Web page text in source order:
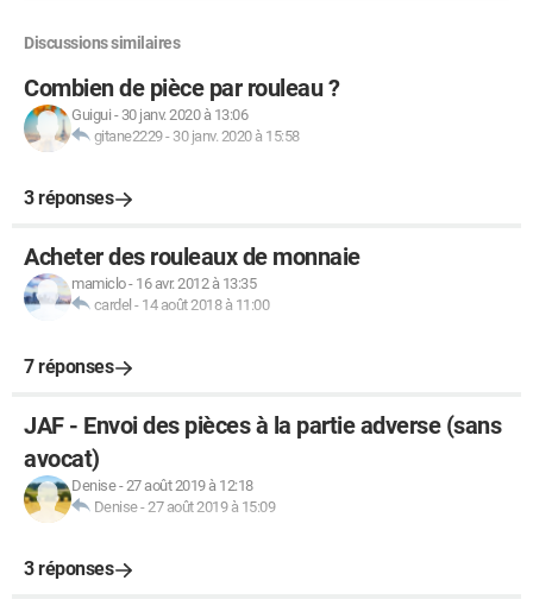
Discussions similaires
Combien de pièce par rouleau ?
Guigui - 30 janv. 2020 à 13:06
gitane2229- 30 janv. 2020 à 15:58
3 réponses
Acheter des rouleaux de monnaie
mamiclo- 16 avr. 2012 à 13:35
cardel - 14 août 2018 à 11:00
7 réponses
JAF - Envoi des pièces à la partie adverse (sans
avocat)
Denise-27 août 2019 à 12:18
Denise-27 août 2019 à 15:09
3 réponses